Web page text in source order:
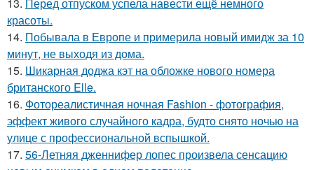
красоты.
14. Побывала в Европе и примерила новый имидж за 10
минут, не выходя из дома.
15. Шикарная доджа кэт на обложке нового номера
британского Elle.
16. Фотореалистичная ночная Fashion - фотография,
эффект живого случайного кадра, будто снято ночью на
улице с профессиональной вспышкой.
17. 56-Летняя дженнифер лопес произвела сенсацию